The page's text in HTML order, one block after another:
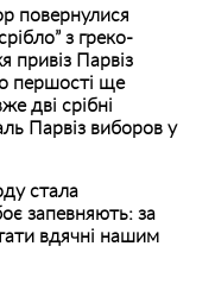
повернулися
з греко-
привіз Парвіз
першості ще
дві срібні
Парвіз виборов у
стала
запевняють: за
вдячні нашим